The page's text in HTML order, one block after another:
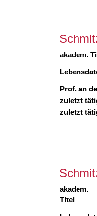
akadem.
Prof. an
zuletzt
zuletzt
akadem.
Titel